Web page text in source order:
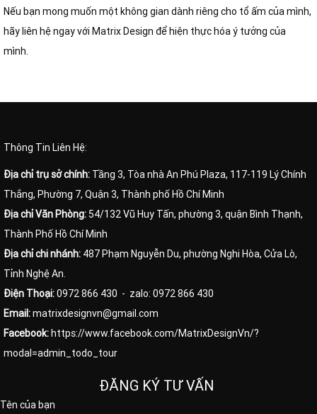
Nếu bạn mong muốn một không gian dành riêng cho tổ ấm của mình,
hãy liên hệ ngay với Matrix Design để hiện thực hóa ý tưởng của
mình.
Thông Tin Liên Hệ:
Địa chỉ trụ sở chính: Tầng 3, Tòa nhà An Phú Plaza, 117-119 Lý Chính
Thắng, Phường 7, Quận 3, Thành phố Hồ Chí Minh
Địa chỉ Văn Phòng: 54/132 Vũ Huy Tấn, phường 3, quận Bình Thạnh,
Thành Phố Hồ Chí Minh
Địa chỉ chi nhánh: 487 Phạm Nguyễn Du, phường Nghi Hòa, Cửa Lò,
Tỉnh Nghệ An.
Điện Thoại:0972 866 430 - zalo: 0972 866 430
Email:matrixdesignvn@gmail.com
Facebook: https://www.facebook.com/MatrixDesignVn/?
modal=admin_todo_tour
ĐĂNG KÝ TƯ VẤN
Tên của bạn